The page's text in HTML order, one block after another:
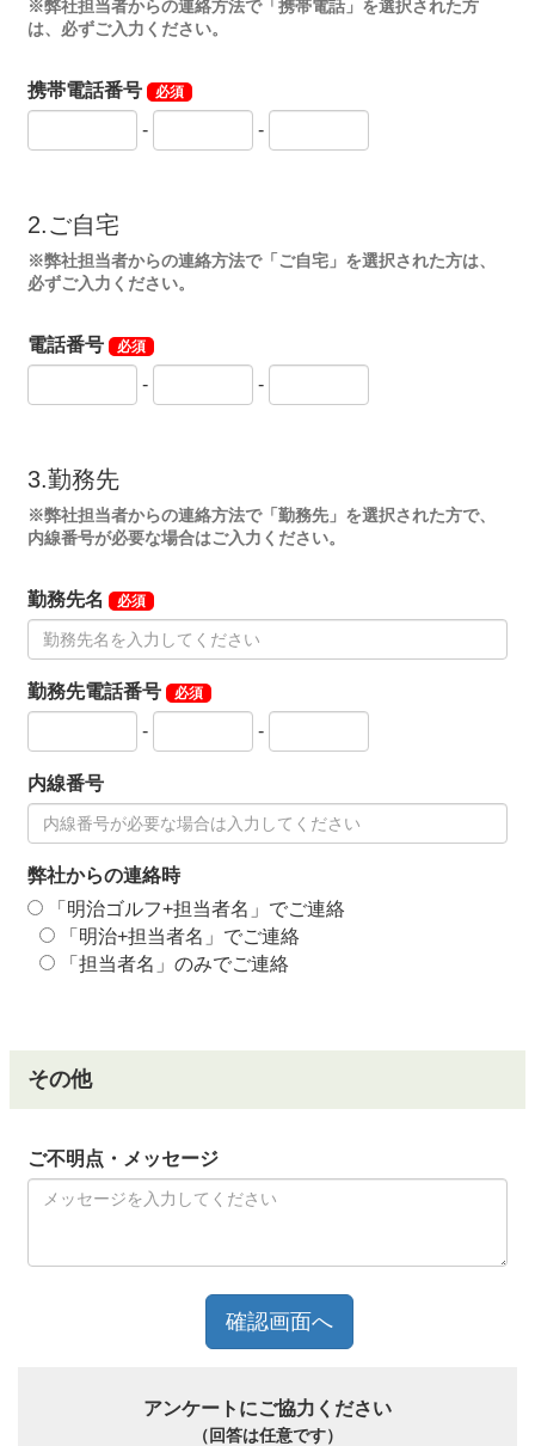
※弊社担当者からの連絡方法で「携帯電話」を選択された方
は、必ずご入力ください。
携帯電話番号 必須
- -
2.ご自宅
※弊社担当者からの連絡方法で「ご自宅」を選択された方は、
必ずご入力ください。
電話番号 必須
- -
3.勤務先
※弊社担当者からの連絡方法で「勤務先」を選択された方で、
内線番号が必要な場合はご入力ください。
勤務先名 必須
勤務先電話番号 必須
- -
内線番号
弊社からの連絡時
「明治ゴルフ+担当者名」でご連絡
「明治+担当者名」でご連絡
「担当者名」のみでご連絡
その他
ご不明点・メッセージ
アンケートにご協力ください
（回答は任意です）